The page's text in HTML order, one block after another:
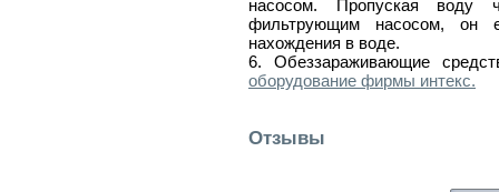
насосом. Пропуская воду
фильтрующим насосом, он
нахождения в воде.
6. Обеззараживающие
оборудование фирмы интекс.
Отзывы